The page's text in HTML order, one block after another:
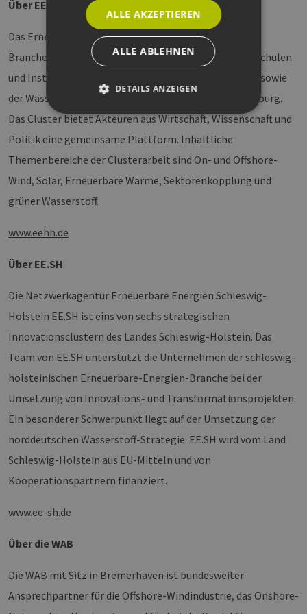
Über EEHH
Das Erneuerbare Energien Hamburg-Cluster ist ein
Branchennetzwerk aus rund 240 Unternehmen, Hochschulen
und Institutionen der Erneuerbare-Energien-Branche sowie
der Wasserstoffwirtschaft in der Metropolregion Hamburg.
Das Cluster bietet Akteuren aus Wirtschaft, Wissenschaft und
Politik eine gemeinsame Plattform. Inhaltliche
Themenbereiche der Clusterarbeit sind On- und Offshore-
Wind, Solar, Erneuerbare Wärme, Sektorenkopplung und
grüner Wasserstoff.
www.eehh.de
Über EE.SH
Die Netzwerkagentur Erneuerbare Energien Schleswig-
Holstein EE.SH ist eins von sechs strategischen
Innovationsclustern des Landes Schleswig-Holstein. Das
Team von EE.SH unterstützt die Unternehmen der schleswig-
holsteinischen Erneuerbare-Energien-Branche bei der
Umsetzung von Innovations- und Transformationsprojekten.
Ein besonderer Schwerpunkt liegt auf der Umsetzung der
norddeutschen Wasserstoff-Strategie. EE.SH wird vom Land
Schleswig-Holstein aus EU-Mitteln und von
Kooperationspartnern finanziert.
www.ee-sh.de
Über die WAB
Die WAB mit Sitz in Bremerhaven ist bundesweiter
Ansprechpartner für die Offshore-Windindustrie, das Onshore-
ALLE AKZEPTIEREN
ALLE ABLEHNEN
DETAILS ANZEIGEN
Unbedingt erforderlich
Performance
Targeting
Funktionalität
Unbedingt erforderliche Cookies ermöglichen
wesentliche Kernfunktionen der Website wie die
Benutzeranmeldung und die Kontoverwaltung.
kann die Website nicht ordnungsgemäß
verwendet werden.
PHPSESSID
PHP.net
www.erneuerbare-
energien-
hamburg.de
Sitzung
csrf_https-
www.erneuerbare-
CookieScriptConsent
CookieScript
www.erneuerbare-
energien-
hamburg.de
2 Monate 4
Wochen
Google Privacy Policy